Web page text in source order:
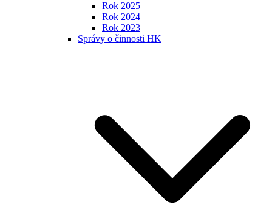
Rok 2025
Rok 2024
Rok 2023
Správy o činnosti HK